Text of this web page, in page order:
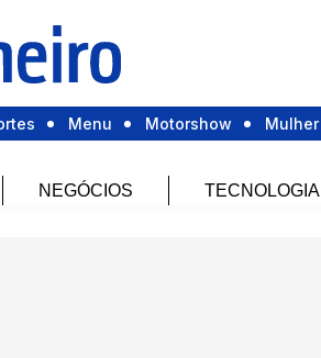
Menu Motorshow Mulher
NEGÓCIOS TECNOLOGIA